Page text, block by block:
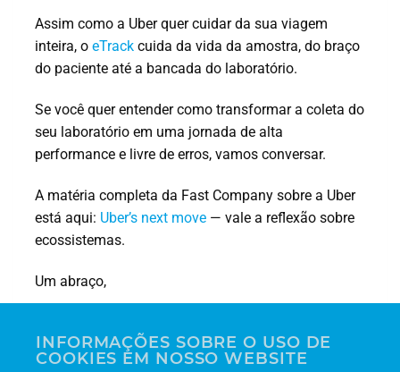
Assim como a Uber quer cuidar da sua viagem
inteira, o eTrack cuida da vida da amostra, do braço
do paciente até a bancada do laboratório.
Se você quer entender como transformar a coleta do
seu laboratório em uma jornada de alta
performance e livre de erros, vamos conversar.
A matéria completa da Fast Company sobre a Uber
está aqui: Uber’s next move — vale a reflexão sobre
ecossistemas.
Um abraço,
Gerente Comercial e Tecnologia – Greiner Bio-One
INFORMAÇÕES SOBRE O USO DE
COOKIES EM NOSSO WEBSITE